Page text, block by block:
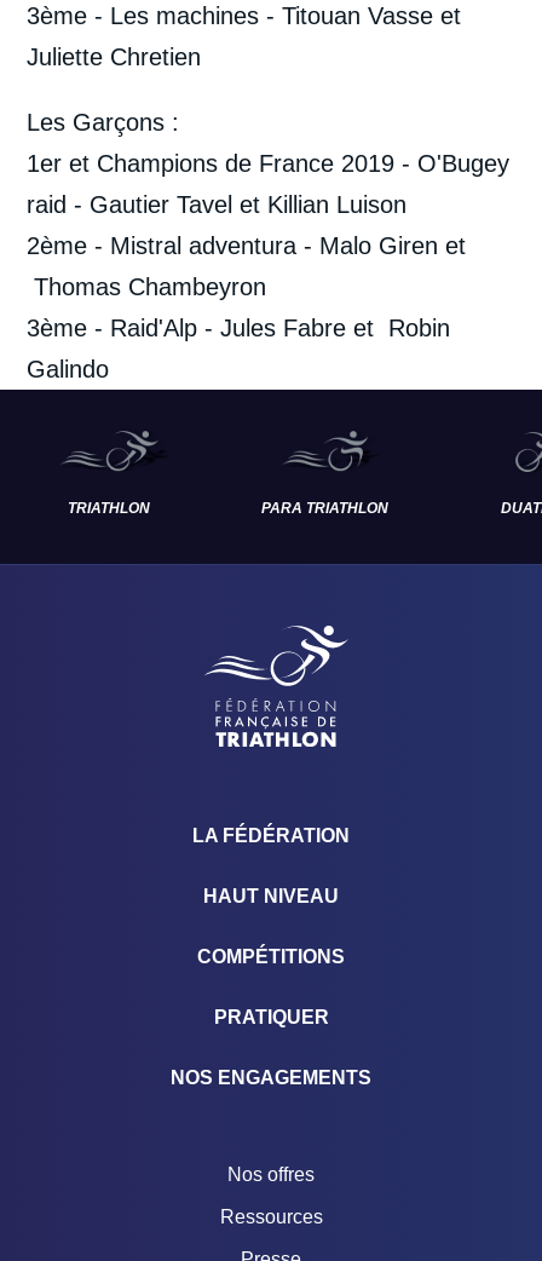
3ème - Les machines - Titouan Vasse et
Juliette Chretien
Les Garçons :
1er et Champions de France 2019 - O'Bugey
raid - Gautier Tavel et Killian Luison
2ème - Mistral adventura - Malo Giren et
Thomas Chambeyron
3ème - Raid'Alp - Jules Fabre et Robin
Galindo
TRIATHLON PARA TRIATHLON
LA FÉDÉRATION
HAUT NIVEAU
COMPÉTITIONS
PRATIQUER
NOS ENGAGEMENTS
Nos offres
Ressources